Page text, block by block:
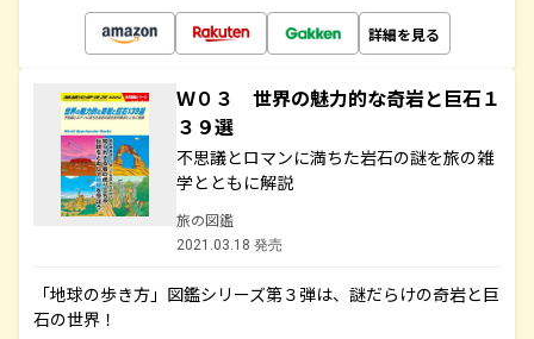
詳細を見る
Ｗ０３ 世界の魅力的な奇岩と巨石１
３９選
不思議とロマンに満ちた岩石の謎を旅の雑
学とともに解説
旅の図鑑
2021.03.18 発売
「地球の歩き方」図鑑シリーズ第３弾は、謎だらけの奇岩と巨
石の世界！